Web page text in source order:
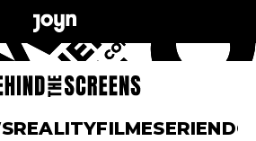
REALITYFILMESERIEN